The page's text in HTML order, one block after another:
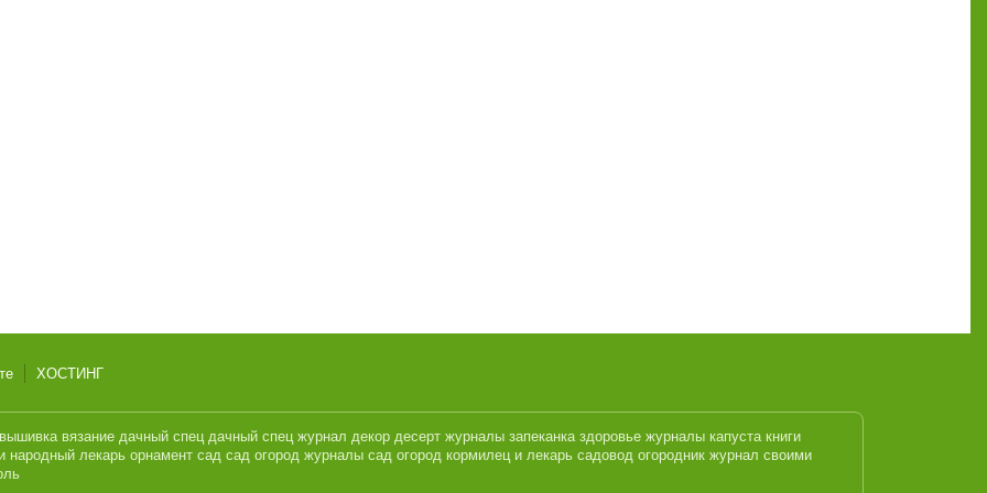
ХОСТИНГ
вышивка вязание дачный спец дачный спец журнал декор десерт журналы запеканка здоровье журналы капуста книги
народный лекарь орнамент сад сад огород журналы сад огород кормилец и лекарь садовод огородник журнал своими